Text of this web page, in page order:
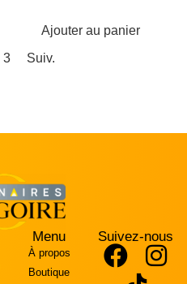
Ajouter au panier
3 Suiv.
Menu
À propos
Boutique
Suivez-nous